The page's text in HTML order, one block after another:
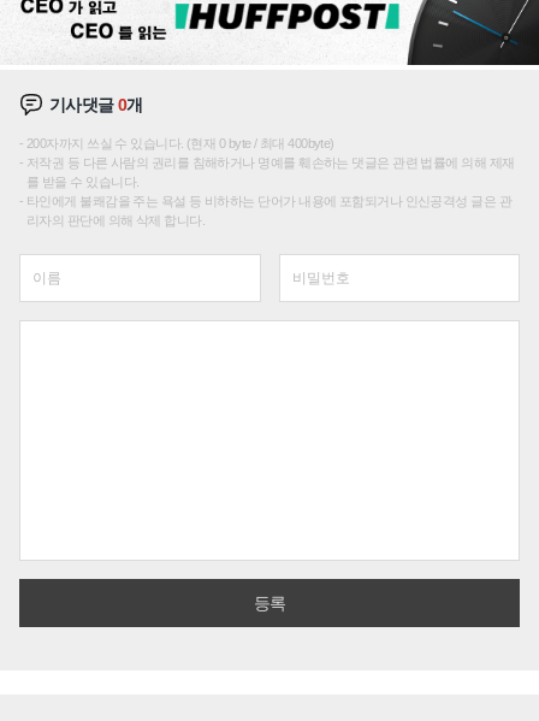
기사댓글0개
200자까지 쓰실 수 있습니다. (현재 0 byte / 최대 400byte)
저작권 등 다른 사람의 권리를 침해하거나 명예를 훼손하는 댓글은 관련 법률에 의해 제재
를 받을 수 있습니다.
타인에게 불쾌감을 주는 욕설 등 비하하는 단어가 내용에 포함되거나 인신공격성 글은 관
리자의 판단에 의해 삭제 합니다.